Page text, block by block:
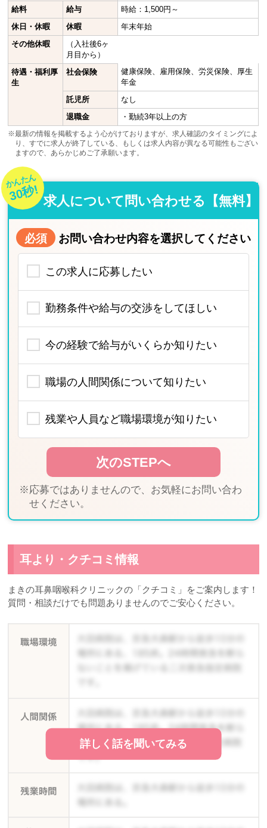
給料
給与
時給：1,500円～
休日・休暇
休暇
年末年始
その他休暇
（入社後6ヶ
月目から）
待遇・福利厚
生
社会保険
健康保険、雇用保険、労災保険、厚生
年金
託児所
なし
退職金
・勤続3年以上の方
※最新の情報を掲載するよう心がけておりますが、求人確認のタイミングによ
り、すでに求人が終了している、もしくは求人内容が異なる可能性もござい
ますので、あらかじめご了承願います。
かんたん
30秒! 求人について問い合わせる【無料】
必須 お問い合わせ内容を選択してください
この求人に応募したい
勤務条件や給与の交渉をしてほしい
今の経験で給与がいくらか知りたい
職場の人間関係について知りたい
残業や人員など職場環境が知りたい
※応募ではありませんので、お気軽にお問い合わ
せください。
耳より・クチコミ情報
まきの耳鼻咽喉科クリニックの「クチコミ」をご案内します！
質問・相談だけでも問題ありませんのでご安心ください。
詳しく話を聞いてみる